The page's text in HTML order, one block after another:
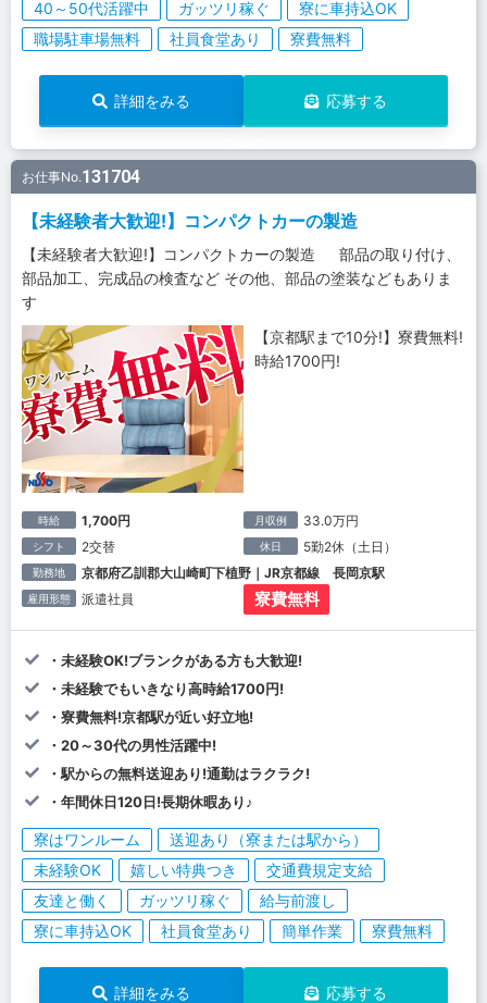
40～50代活躍中
ガッツリ稼ぐ
寮に車持込OK
職場駐車場無料
社員食堂あり 寮費無料
詳細をみる 応募する
お仕事No.131704
【未経験者大歓迎!】コンパクトカーの製造
【未経験者大歓迎!】コンパクトカーの製造 部品の取り付け、
部品加工、完成品の検査など その他、部品の塗装などもありま
す
【京都駅まで10分!】寮費無料!
時給1700円!
時給 1,700円 月収例 33.0万円
シフト 2交替 休日 5勤2休（土日）
勤務地 京都府乙訓郡大山崎町下植野｜JR京都線 長岡京駅
雇用形態 派遣社員 寮費無料
・未経験OK!ブランクがある方も大歓迎!
・未経験でもいきなり高時給1700円!
・寮費無料!京都駅が近い好立地!
・20～30代の男性活躍中!
・駅からの無料送迎あり!通勤はラクラク!
・年間休日120日!長期休暇あり♪
寮はワンルーム
送迎あり（寮または駅から）
未経験OK
嬉しい特典つき
交通費規定支給
友達と働く
ガッツリ稼ぐ
給与前渡し
寮に車持込OK
社員食堂あり 簡単作業 寮費無料
詳細をみる 応募する